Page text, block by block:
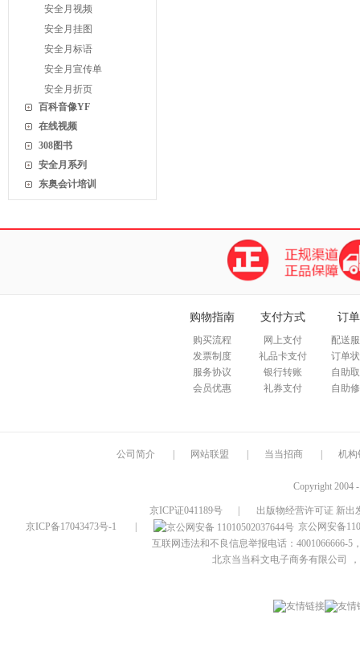
安全月视频
安全月挂图
安全月标语
安全月宣传单
安全月折页
百科音像YF
在线视频
308图书
安全月系列
东奥会计培训
购物指南
购买流程
发票制度
服务协议
会员优惠
支付方式
网上支付
礼品卡支付
银行转账
礼券支付
订
配送
订单
自助
自助
公司简介 网站联盟 当当招商 机构
Copyright 2004
京ICP证041189号
出版物经营许可证 新出
京ICP备17043473号-1
京公网安备
互联网违法和不良信息举报电话：4001066666-5
北京当当科文电子商务有限公司